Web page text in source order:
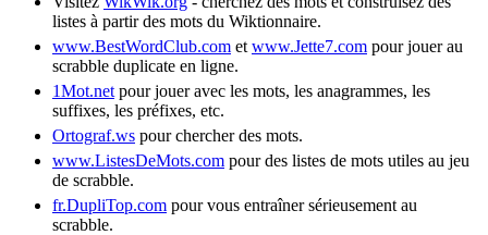
listes à partir des mots du Wiktionnaire.
www.BestWordClub.com et www.Jette7.com pour jouer au
scrabble duplicate en ligne.
1Mot.net pour jouer avec les mots, les anagrammes, les
suffixes, les préfixes, etc.
Ortograf.ws pour chercher des mots.
www.ListesDeMots.com pour des listes de mots utiles au jeu
de scrabble.
fr.DupliTop.com pour vous entraîner sérieusement au
scrabble.